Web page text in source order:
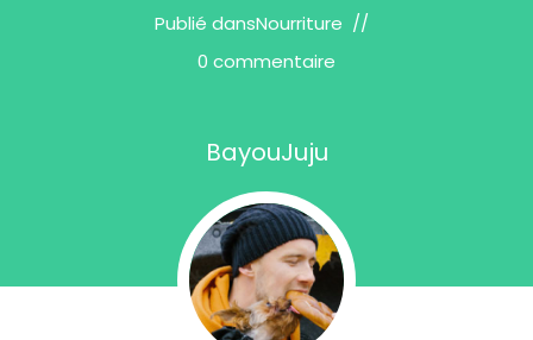
Publié dansNourriture
0 commentaire
BayouJuju